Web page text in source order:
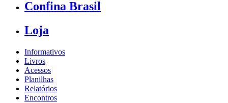
Confina Brasil
Loja
Informativos
Livros
Acessos
Planilhas
Relatórios
Encontros